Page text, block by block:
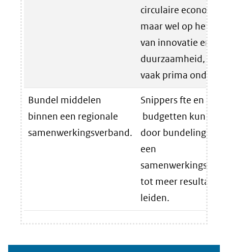
circulaire economie,
maar wel op het
van innovatie en
duurzaamheid, waar
vaak prima onder
Bundel middelen
binnen een regionale
samenwerkingsverband.
Snippers fte en
budgetten kunnen
door bundeling
een
tot meer resultaat
leiden.